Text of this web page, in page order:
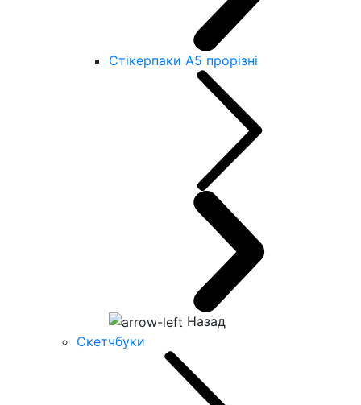
Стікерпаки А5 прорізні
Назад
Скетчбуки